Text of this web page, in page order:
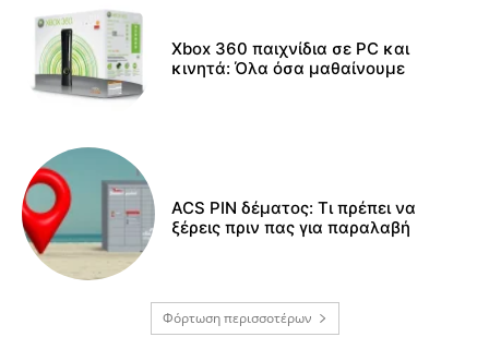
Xbox 360 παιχνίδια σε PC και
κινητά: Όλα όσα μαθαίνουμε
ACS PIN δέματος: Τι πρέπει να
ξέρεις πριν πας για παραλαβή
Φόρτωση περισσοτέρων